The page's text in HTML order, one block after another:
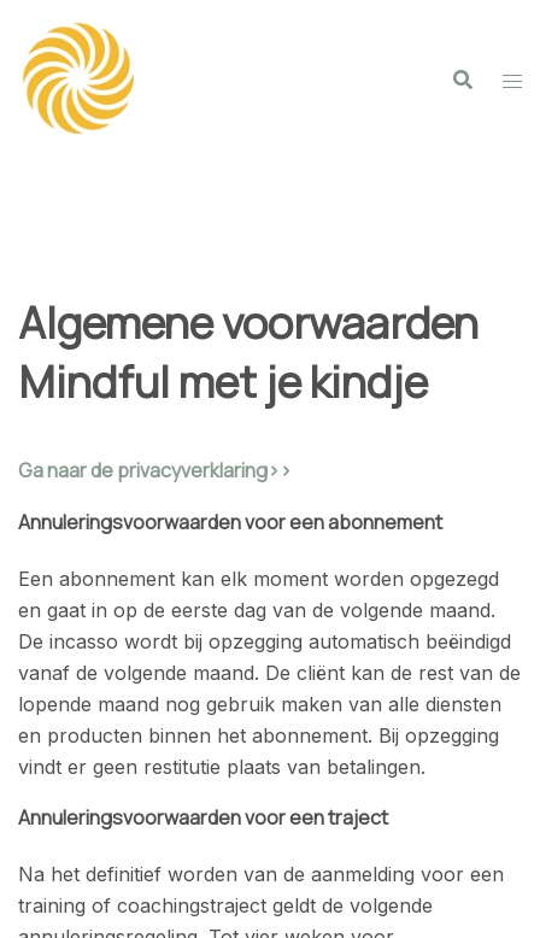
naar
inhoud
Algemene voorwaarden
Mindful met je kindje
Ga naar de privacyverklaring>>
Annuleringsvoorwaarden voor een abonnement
Een abonnement kan elk moment worden opgezegd
en gaat in op de eerste dag van de volgende maand.
De incasso wordt bij opzegging automatisch beëindigd
vanaf de volgende maand. De cliënt kan de rest van de
lopende maand nog gebruik maken van alle diensten
en producten binnen het abonnement. Bij opzegging
vindt er geen restitutie plaats van betalingen.
Annuleringsvoorwaarden voor een traject
Na het definitief worden van de aanmelding voor een
training of coachingstraject geldt de volgende